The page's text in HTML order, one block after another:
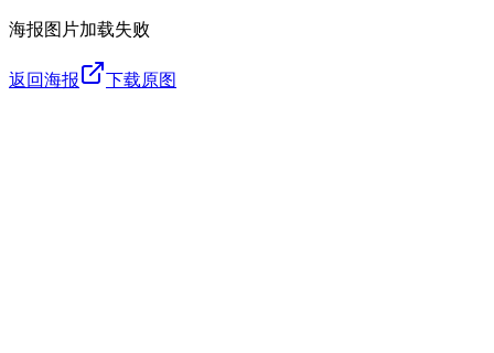
海报图片加载失败
返回海报 下载原图